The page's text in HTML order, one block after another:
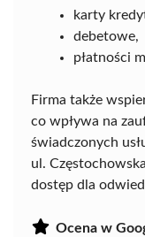
karty
debetowe,
płatności
Firma także
co wpływa na
świadczonych
ul.
dostęp dla
Ocena w